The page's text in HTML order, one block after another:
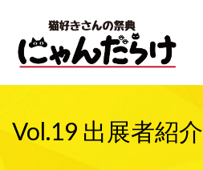
Vol.19 出展者紹介